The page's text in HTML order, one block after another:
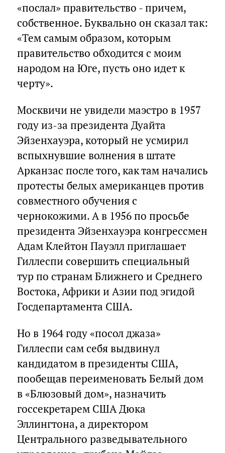
«послал» правительство - причем,
собственное. Буквально он сказал так:
«Тем самым образом, которым
правительство обходится с моим
народом на Юге, пусть оно идет к
черту».
Москвичи не увидели маэстро в 1957
году из-за президента Дуайта
Эйзенхауэра, который не усмирил
вспыхнувшие волнения в штате
Арканзас после того, как там начались
протесты белых американцев против
совместного обучения с
чернокожими. А в 1956 по просьбе
президента Эйзенхауэра конгрессмен
Адам Клейтон Пауэлл приглашает
Гиллеспи совершить специальный
тур по странам Ближнего и Среднего
Востока, Африки и Азии под эгидой
Госдепартамента США.
Но в 1964 году «посол джаза»
Гиллеспи сам себя выдвинул
кандидатом в президенты США,
пообещав переименовать Белый дом
в «Блюзовый дом», назначить
госсекретарем США Дюка
Эллингтона, а директором
Центрального разведывательного